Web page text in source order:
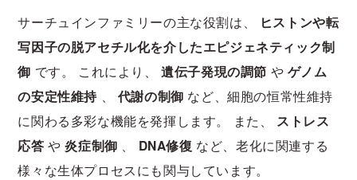
サーチュインファミリーの主な役割は、
ヒストンや転
写因子の脱アセチル化を介したエピジェネティック制
御 です。 これにより、遺伝子発現の調節 や ゲノム
の安定性維持
代謝の制御 など、細胞の恒常性維持
に関わる多彩な機能を発揮します。 また、 ストレス
応答 や炎症制御 DNA修復 など、老化に関連する
様々な生体プロセスにも関与しています。